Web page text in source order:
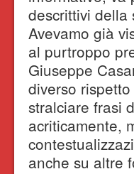
descrittivi
Avevamo già
al purtroppo
Giuseppe
diverso
stralciare frasi
acriticamente,
anche su altre